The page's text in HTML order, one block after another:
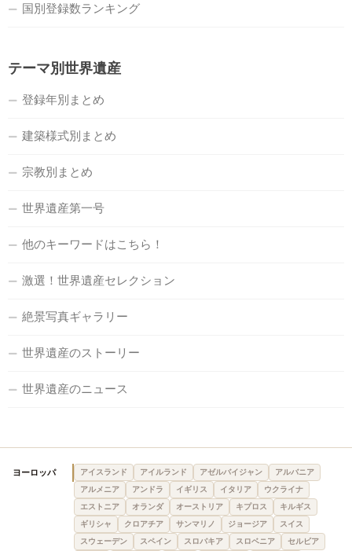
国別登録数ランキング
テーマ別世界遺産
登録年別まとめ
建築様式別まとめ
宗教別まとめ
世界遺産第一号
他のキーワードはこちら！
激選！世界遺産セレクション
絶景写真ギャラリー
世界遺産のストーリー
世界遺産のニュース
ヨーロッパ アイスランド アイルランド アゼルバイジャン
アルバニア
アルメニア
アンドラ イギリス イタリア
ウクライナ
エストニア
オランダ オーストリア キプロス
キルギス
ギリシャ
クロアチア サンマリノ ジョージア
スイス
スウェーデン
スペイン スロバキア スロベニア
セルビア